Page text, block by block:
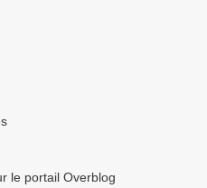
le portail Overblog